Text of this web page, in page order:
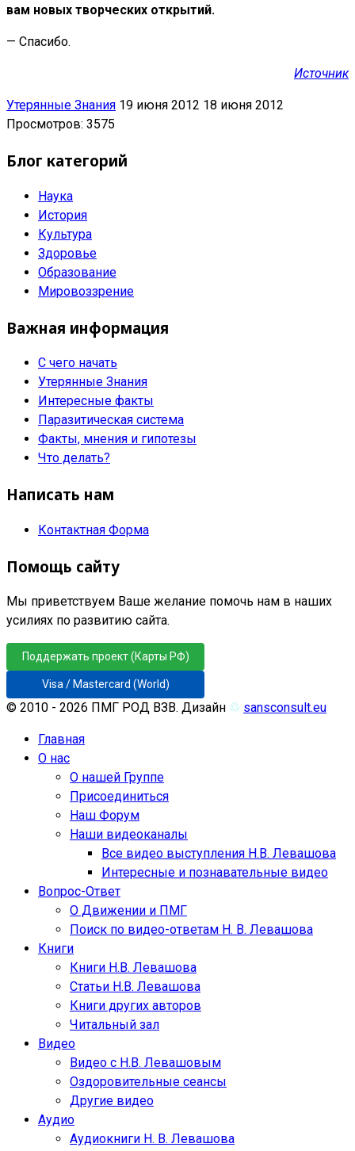
вам новых творческих открытий.
— Спасибо.
Источник
Утерянные Знания 19 июня 2012 18 июня 2012
Просмотров: 3575
Блог категорий
Наука
История
Культура
Здоровье
Образование
Мировоззрение
Важная информация
С чего начать
Утерянные Знания
Интересные факты
Паразитическая система
Факты, мнения и гипотезы
Что делать?
Написать нам
Контактная Форма
Помощь сайту
Мы приветствуем Ваше желание помочь нам в наших
усилиях по развитию сайта.
Поддержать проект (Карты РФ)
Visa / Mastercard (World)
© 2010 - 2026 ПМГ РОД ВЗВ. Дизайн ♲ sansconsult.eu
Главная
О нас
О нашей Группе
Присоединиться
Наш Форум
Наши видеоканалы
Все видео выступления Н.В. Левашова
Интересные и познавательные видео
Вопрос-Ответ
О Движении и ПМГ
Поиск по видео-ответам Н. В. Левашова
Книги
Книги Н.В. Левашова
Статьи Н.В. Левашова
Книги других авторов
Читальный зал
Видео
Видео с Н.В. Левашовым
Оздоровительные сеансы
Другие видео
Аудио
Аудиокниги Н. В. Левашова